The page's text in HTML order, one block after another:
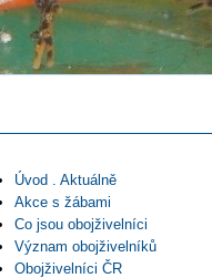
Úvod . Aktuálně
Akce s žábami
Co jsou obojživelníci
Význam obojživelníků
Obojživelníci ČR